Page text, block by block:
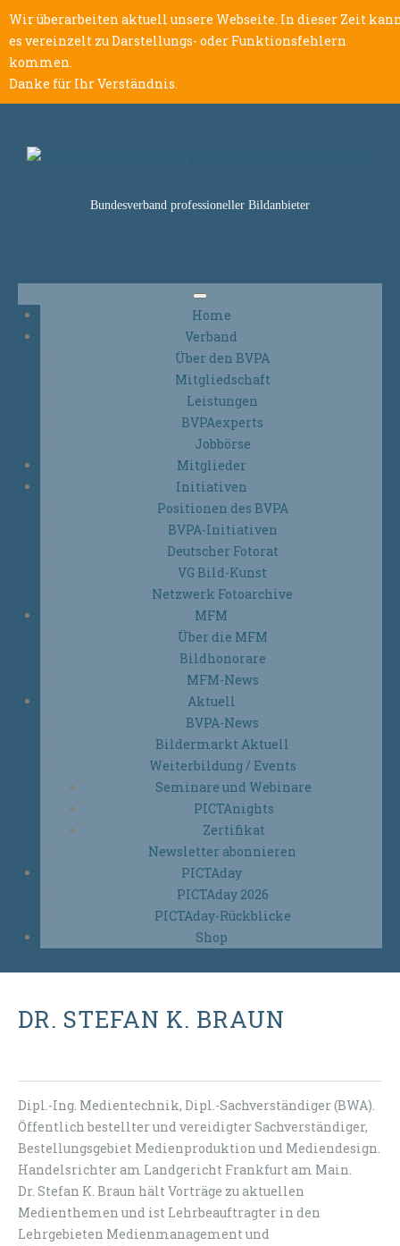
Wir überarbeiten aktuell unsere Webseite. In dieser Zeit
es vereinzelt zu Darstellungs- oder Funktionsfehlern
kommen.
Danke für Ihr Verständnis.
Bundesverband professioneller Bildanbieter
Home
Verband
Über den BVPA
Mitgliedschaft
Leistungen
BVPAexperts
Jobbörse
Mitglieder
Initiativen
Positionen des BVPA
BVPA-Initiativen
Deutscher Fotorat
VG Bild-Kunst
Netzwerk Fotoarchive
MFM
Über die MFM
Bildhonorare
MFM-News
Aktuell
BVPA-News
Bildermarkt Aktuell
Weiterbildung / Events
Seminare und Webinare
PICTAnights
Zertifikat
Newsletter abonnieren
PICTAday
PICTAday 2026
PICTAday-Rückblicke
Shop
DR. STEFAN K. BRAUN
Dipl.-Ing. Medientechnik, Dipl.-Sachverständiger (BWA).
Öffentlich bestellter und vereidigter Sachverständiger,
Bestellungsgebiet Medienproduktion und Mediendesign.
Handelsrichter am Landgericht Frankfurt am Main.
Dr. Stefan K. Braun hält Vorträge zu aktuellen
Medienthemen und ist Lehrbeauftragter in den
Lehrgebieten Medienmanagement und